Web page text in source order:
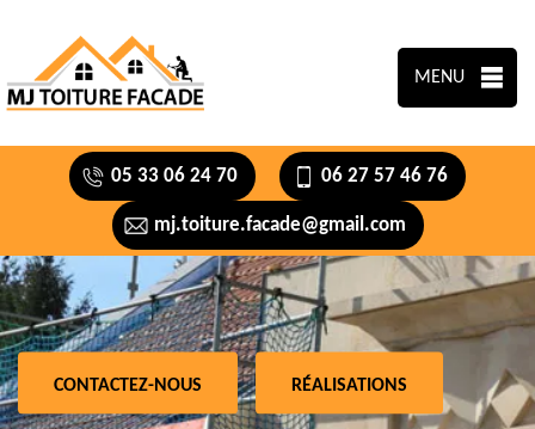
MENU
05 33 06 24 70 06 27 57 46 76
mj.toiture.facade@gmail.com
CONTACTEZ-NOUS RÉALISATIONS